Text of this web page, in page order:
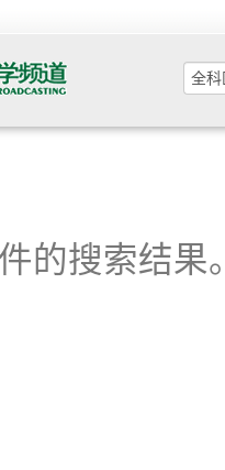
的搜索结果。